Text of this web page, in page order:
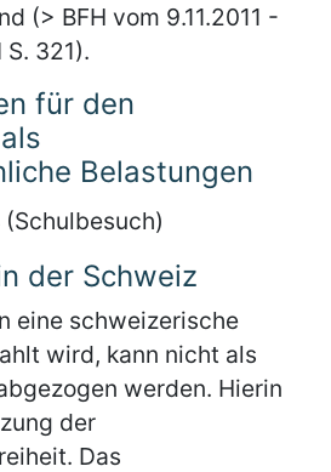
(> BFH vom 9.11.2011 -
S. 321).
für den
Belastungen
der Schweiz
eine schweizerische
wird, kann nicht als
werden. Hierin
der
Das